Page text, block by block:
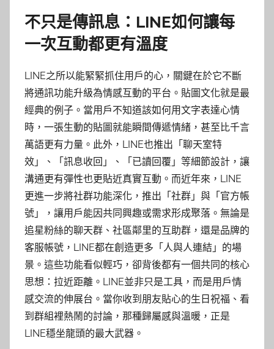
不只是傳訊息：LINE如何讓每
一次互動都更有溫度
LINE之所以能緊緊抓住用戶的心，關鍵在於它不斷
將通訊功能升級為情感互動的平台。貼圖文化就是最
經典的例子。當用戶不知道該如何用文字表達心情
時，一張生動的貼圖就能瞬間傳遞情緒，甚至比千言
萬語更有力量。此外，LINE也推出「聊天室特
效」、「訊息收回」、「已讀回覆」等細節設計，讓
溝通更有彈性也更貼近真實互動。而近年來，LINE
更進一步將社群功能深化，推出「社群」與「官方帳
號」，讓用戶能因共同興趣或需求形成聚落。無論是
追星粉絲的聊天群、社區鄰里的互助群，還是品牌的
客服帳號，LINE都在創造更多「人與人連結」的場
景。這些功能看似輕巧，卻背後都有一個共同的核心
思想：拉近距離。LINE並非只是工具，而是用戶情
感交流的伸展台。當你收到朋友貼心的生日祝福、看
到群組裡熱鬧的討論，那種歸屬感與溫暖，正是
LINE穩坐龍頭的最大武器。